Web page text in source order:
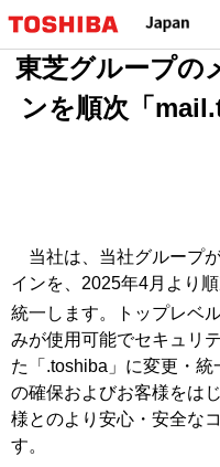
へ
ジ
ャ
東芝グループの
ンを順次「
当社は、当社グループ
インを、2025年4月より
統一します。トップレベ
みが使用可能でセキュリ
た「.toshiba」に変更・
の確保およびお客様をは
様とのより安心・安全な
す。